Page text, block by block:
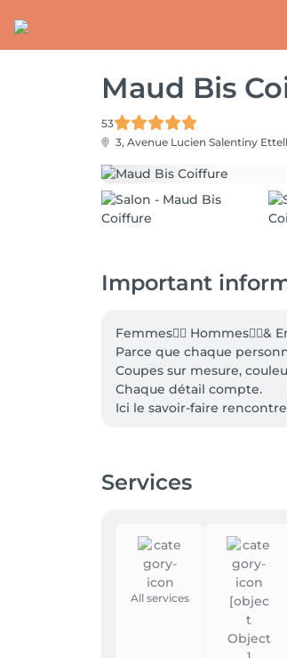
Maud Bis
53
3, Avenue Lucien Salentiny
Important
Femmes💇‍♀️ Hommes💇‍♂️&
Parce que chaque
Coupes sur mesure,
Chaque détail compte.
Ici le savoir-faire
Services
All services